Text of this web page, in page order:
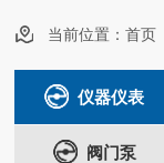
当前位置：首页
仪器仪表
阀门泵